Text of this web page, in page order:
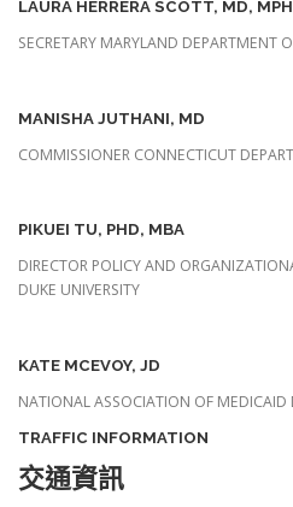
LAURA HERRERA SCOTT, MD, MPH
SECRETARY MARYLAND DEPARTMENT
MANISHA JUTHANI, MD
COMMISSIONER CONNECTICUT
PIKUEI TU, PHD, MBA
DIRECTOR POLICY AND
DUKE UNIVERSITY
KATE MCEVOY, JD
NATIONAL ASSOCIATION OF MEDICAID
TRAFFIC INFORMATION
交通資訊